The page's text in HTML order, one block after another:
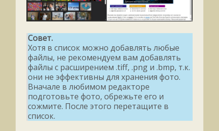
Совет.
Хотя в список можно добавлять любые
файлы, не рекомендуем вам добавлять
файлы с расширением .tiff, .png и .bmp, т.к.
они не эффективны для хранения фото.
Вначале в любимом редакторе
подготовьте фото, обрежьте его и
сожмите. После этого перетащите в
список.